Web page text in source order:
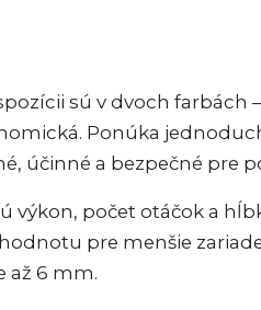
sú v dvoch farbách
Ponúka
účinné a bezpečné pre
výkon, počet otáčok a
pre menšie
až 6 mm.